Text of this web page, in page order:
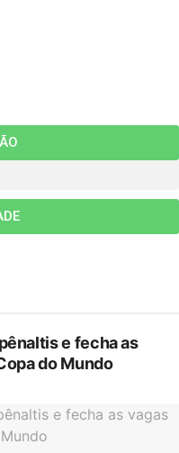
e fecha as
do Mundo